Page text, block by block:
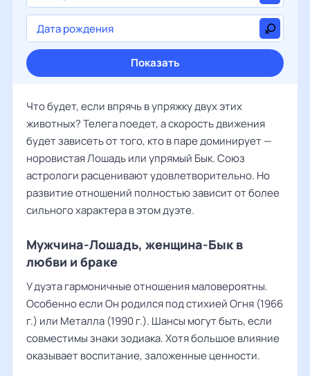
Показать
Что будет, если впрячь в упряжку двух этих
животных? Телега поедет, а скорость движения
будет зависеть от того, кто в паре доминирует —
норовистая Лошадь или упрямый Бык. Союз
астрологи расценивают удовлетворительно. Но
развитие отношений полностью зависит от более
сильного характера в этом дуэте.
Мужчина-Лошадь, женщина-Бык в
любви и браке
У дуэта гармоничные отношения маловероятны.
Особенно если Он родился под стихией Огня (1966
г.) или Металла (1990 г.). Шансы могут быть, если
совместимы знаки зодиака. Хотя большое влияние
оказывает воспитание, заложенные ценности.